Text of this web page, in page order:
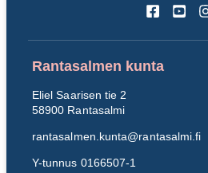
Rantasalmen kunta
Eliel Saarisen tie 2
58900 Rantasalmi
rantasalmen.kunta@rantasalmi.fi
Y-tunnus 0166507-1